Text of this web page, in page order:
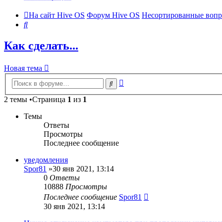
На сайт Hive OS Форум Hive OS Несортированные
Поиск
Как сделать...
Новая тема
Поиск
2 темы •Страница 1 из 1
Темы
Ответы
Просмотры
Последнее сообщение
уведомления
Spor81 »30 янв 2021, 13:14
0 Ответы
10888 Просмотры
Последнее сообщение Spor81
30 янв 2021, 13:14